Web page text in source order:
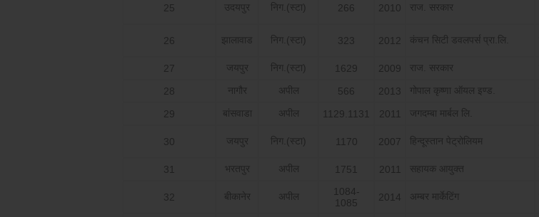
25 उदयपुर निग.(स्टा) 266 2010 राज. सरकार
26 झालावाड निग.(स्टा) 323 2012 कंचन सिटी डवलपर्स प्रा.लि.
27
जयपुर निग.(स्टा) 1629 2009 राज. सरकार
28 नागौर अपील 566 2013 गोपाल कृष्णा ऑयल इण्ड.
29 बांसवाडा अपील 1129.1131 2011 जगदम्बा मार्बल लि.
30 जयपुर निग.(स्टा) 1170 2007 हिन्दूस्तान पेट्रोलियम
31 भरतपुर अपील 1751 2011 सहायक आयुक्त
32 बीकानेर अपील
1084-
1085
2014 अम्बर मार्केटिंग